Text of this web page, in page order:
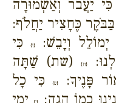
יַעֲבֹר וְאַשְׁמוּרָה
כֶּחָצִיר יַחֲלֹף:
וְיָבֵשׁ: {ז}כִּי
{ח}(שת) שַׁתָּה
פָּנֶיךָ:
{ט}כִּי כָל
כְמוֹ הֶגֶה:
{י}יְמֵי